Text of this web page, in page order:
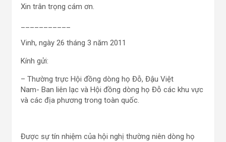
Xin trân trọng cám ơn.
Vinh, ngày 26 tháng 3 năm 2011
Kính gửi:
– Thường trực Hội đồng dòng họ Đỗ, Đậu Việt
Nam- Ban liên lạc và Hội đồng dòng họ Đỗ các khu vực
và các địa phương trong toàn quốc.
Được sự tín nhiệm của hội nghị thường niên dòng họ